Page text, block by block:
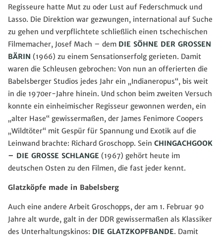
Regisseure hatte Mut zu oder Lust auf Federschmuck und
Lasso. Die Direktion war gezwungen, international auf Suche
zu gehen und verpflichtete schließlich einen tschechischen
Filmemacher, Josef Mach – dem DIE SÖHNE DER GROSSEN
BÄRIN (1966) zu einem Sensationserfolg gerieten. Damit
waren die Schleusen gebrochen: Von nun an offerierten die
Babelsberger Studios jedes Jahr ein „Indianeropus“, bis weit
in die 1970er-Jahre hinein. Und schon beim zweiten Versuch
konnte ein einheimischer Regisseur gewonnen werden, ein
„alter Hase“ gewissermaßen, der James Fenimore Coopers
„Wildtöter“ mit Gespür für Spannung und Exotik auf die
Leinwand brachte: Richard Groschopp. Sein CHINGACHGOOK
– DIE GROSSE SCHLANGE (1967) gehört heute im
deutschen Osten zu den Filmen, die fast jeder kennt.
Glatzköpfe made in Babelsberg
Auch eine andere Arbeit Groschopps, der am 1. Februar 90
Jahre alt wurde, galt in der DDR gewissermaßen als Klassiker
des Unterhaltungskinos: DIE GLATZKOPFBANDE. Damit